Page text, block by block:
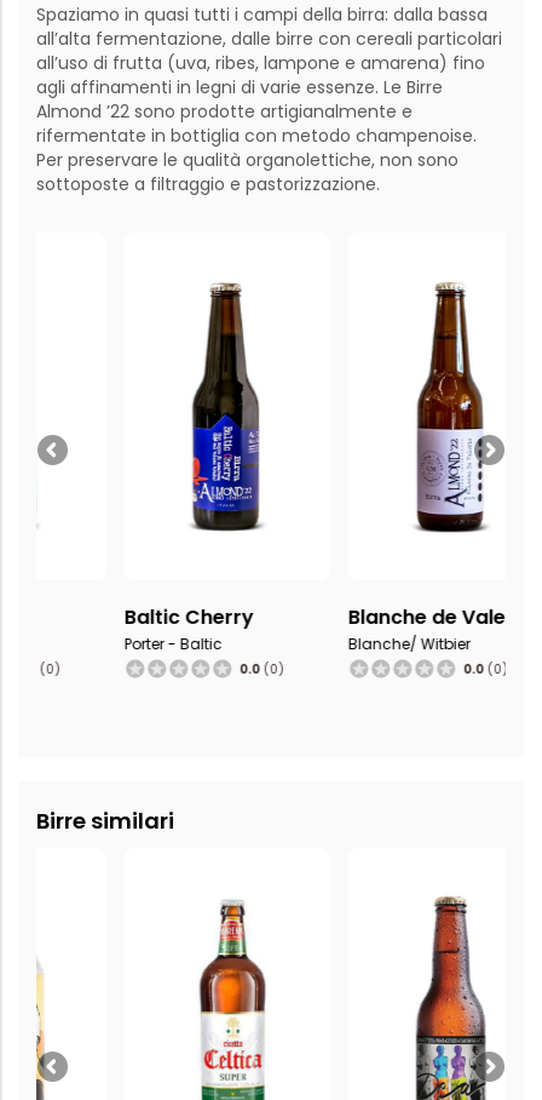
Spaziamo in quasi tutti i campi della birra: dalla bassa
all’alta fermentazione, dalle birre con cereali particolari
all’uso di frutta (uva, ribes, lampone e amarena) fino
agli affinamenti in legni di varie essenze. Le Birre
Almond ’22 sono prodotte artigianalmente e
rifermentate in bottiglia con metodo champenoise.
Per preservare le qualità organolettiche, non sono
sottoposte a filtraggio e pastorizzazione.
Baltic Cherry
0.0(0)
Blanche de Valerie
Blanche/ Witbier
0.0(0)
Birre similari